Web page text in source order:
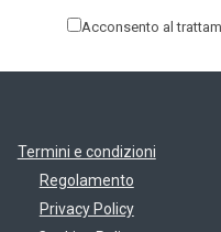
Acconsento al
Termini e condizioni
Regolamento
Privacy Policy